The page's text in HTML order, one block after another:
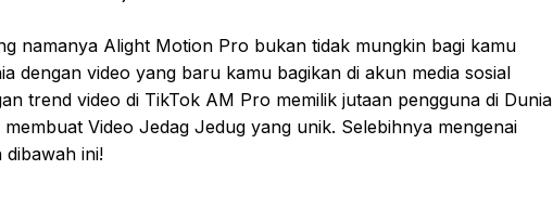
namanya Alight Motion Pro bukan tidak mungkin bagi kamu
dengan video yang baru kamu bagikan di akun media sosial
trend video di TikTok AM Pro memilik jutaan pengguna di Dunia
Video Jedag Jedug yang unik. Selebihnya mengenai
dibawah ini!